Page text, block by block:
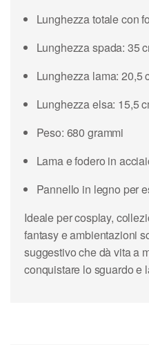
Lunghezza totale con
Lunghezza spada: 35
Lunghezza lama: 20,5
Lunghezza elsa: 15,5
Peso: 680 grammi
Lama e fodero in
Pannello in legno per
Ideale per cosplay,
fantasy e ambientazioni
suggestivo che dà vita a
conquistare lo sguardo e